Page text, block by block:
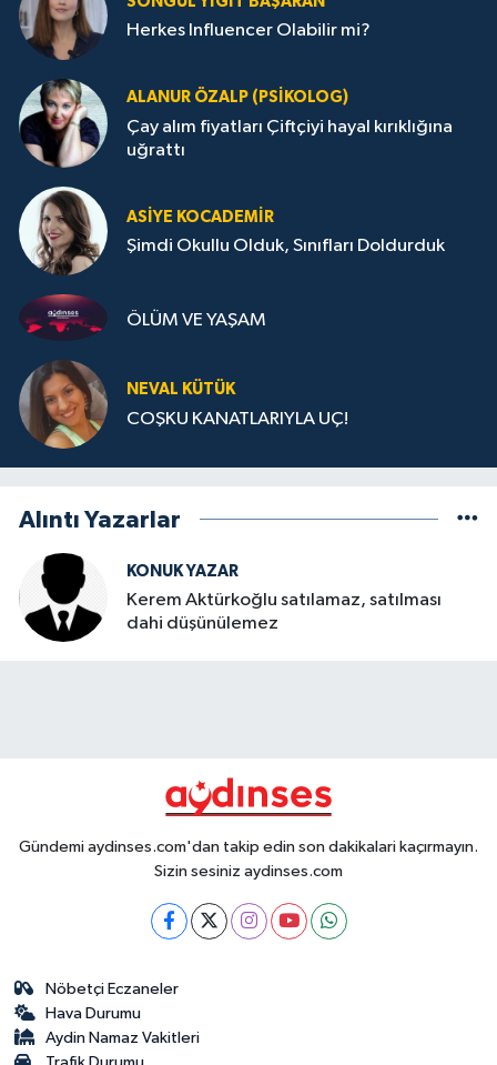
Herkes Influencer Olabilir mi?
ALANUR ÖZALP (PSIKOLOG)
Çay alım fiyatları Çiftçiyi hayal kırıklığına
uğrattı
ASIYE KOCADEMİR
Şimdi Okullu Olduk, Sınıfları Doldurduk
ÖLÜM VE YAŞAM
NEVAL KÜTÜK
COŞKU KANATLARIYLA UÇ!
Alıntı Yazarlar
KONUK YAZAR
Kerem Aktürkoğlu satılamaz, satılması
dahi düşünülemez
Gündemi aydinses.com'dan takip edin son dakikalari kaçırmayın.
Sizin sesiniz aydinses.com
Nöbetçi Eczaneler
Hava Durumu
Aydin Namaz Vakitleri